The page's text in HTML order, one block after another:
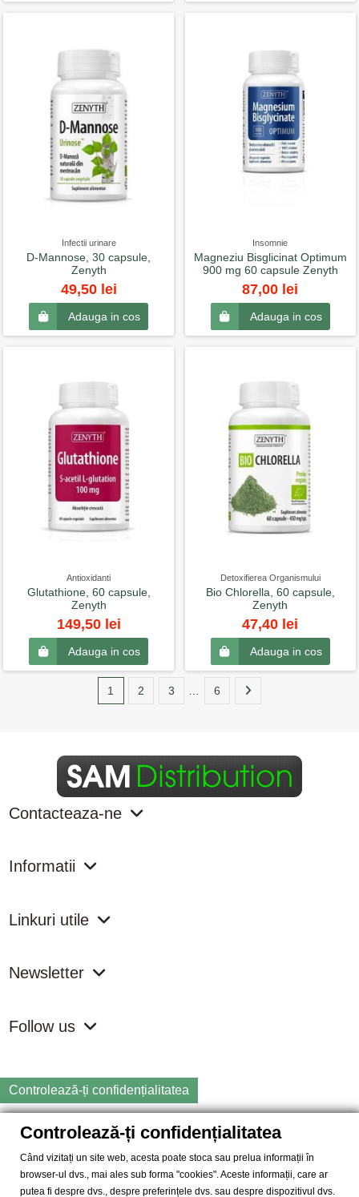
Infectii urinare
D-Mannose, 30 capsule,
Zenyth
49,50 lei
Adauga in cos
Insomnie
Magneziu Bisglicinat Optimum
900 mg 60 capsule Zenyth
87,00 lei
Adauga in cos
Antioxidanti
Glutathione, 60 capsule,
Zenyth
149,50 lei
Adauga in cos
Detoxifierea Organismului
Bio Chlorella, 60 capsule,
Zenyth
47,40 lei
Adauga in cos
1 2 3 6
Contacteaza-ne
Informatii
Linkuri utile
Newsletter
Follow us
Controlează-ți confidențialitatea
Copyright
2026 samdistribution.ro - Magazin online cu Produse
SAM DISTRIBUTION S.R.L.- Cod fiscal: RO14935035, Registrul
Comertului: J40/10004/2002, Adresa: Str. Dimieni, nr. 7, Bucuresti,
Controlează-ți confidențialitatea
Când vizitați un site web, acesta poate stoca sau prelua informații în
browser-ul dvs., mai ales sub forma "cookies". Aceste informații, care ar
putea fi despre dvs., despre preferințele dvs. sau despre dispozitivul dvs.